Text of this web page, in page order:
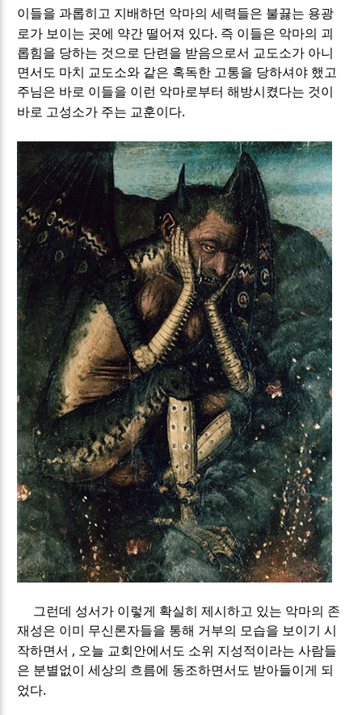
이들을 과롭히고 지배하던 악마의 세력들은 불끓는 용광
로가 보이는 곳에 약간 떨어져 있다. 즉 이들은 악마의 괴
롭힘을 당하는 것으로 단련을 받음으로서 교도소가 아니
면서도 마치 교도소와 같은 혹독한 고통을 당하셔야 했고
주님은 바로 이들을 이런 악마로부터 해방시켰다는 것이
바로 고성소가 주는 교훈이다.
그런데 성서가 이렇게 확실히 제시하고 있는 악마의 존
재성은 이미 무신론자들을 통해 거부의 모습을 보이기 시
작하면서 , 오늘 교회안에서도 소위 지성적이라는 사람들
은 분별없이 세상의 흐름에 동조하면서도 받아들이게 되
었다.